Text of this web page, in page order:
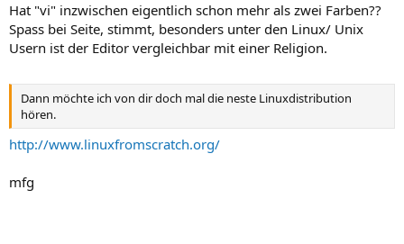
Hat "vi" inzwischen eigentlich schon mehr als zwei Farben??
Spass bei Seite, stimmt, besonders unter den Linux/ Unix
Usern ist der Editor vergleichbar mit einer Religion.
Dann möchte ich von dir doch mal die neste Linuxdistribution
hören.
http://www.linuxfromscratch.org/
mfg